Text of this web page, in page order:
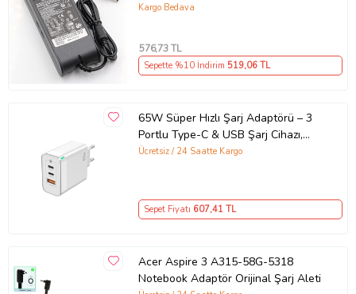
Kargo Bedava
576,73 TL
Sepette %10 İndirim 519,06 TL
65W Süper Hızlı Şarj Adaptörü – 3
Portlu Type-C & USB Şarj Cihazı,
GaN Teknolojili 65W Hızlı Şarj Cihazı
Adaptörü – Type-C ve USB Çıkışlı,
Evrensel 65W Duvar Tipi Şarj
Ücretsiz / 24 Saatte Kargo
Sepet Fiyatı 607,41 TL
Acer Aspire 3 A315-58G-5318
Notebook Adaptör Orijinal Şarj Aleti